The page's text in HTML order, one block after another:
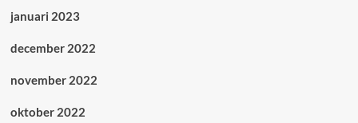
januari 2023
december 2022
november 2022
oktober 2022